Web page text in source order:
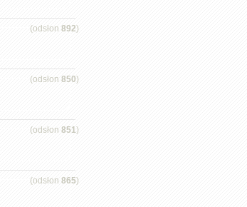
(odsłon 892)
(odsłon 850)
(odsłon 851)
(odsłon 865)